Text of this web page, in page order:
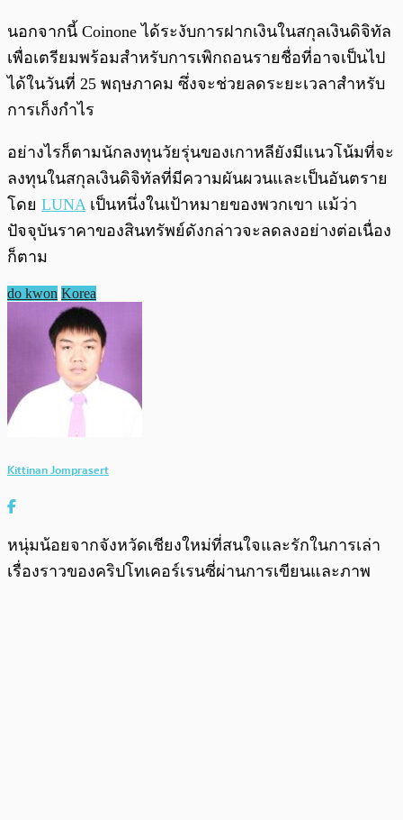
นอกจากนี้ Coinone ได้ระงับการฝากเงินในสกุลเงินดิจิทัล
เพื่อเตรียมพร้อมสำหรับการเพิกถอนรายชื่อที่อาจเป็นไป
ได้ในวันที่ 25 พฤษภาคม ซึ่งจะช่วยลดระยะเวลาสำหรับ
การเก็งกำไร
อย่างไรก็ตามนักลงทุนวัยรุ่นของเกาหลียังมีแนวโน้มที่จะ
ลงทุนในสกุลเงินดิจิทัลที่มีความผันผวนและเป็นอันตราย
โดย LUNAเป็นหนึ่งในเป้าหมายของพวกเขา แม้ว่า
ปัจจุบันราคาของสินทรัพย์ดังกล่าวจะลดลงอย่างต่อเนื่อง
ก็ตาม
do kwon Korea
Kittinan Jomprasert
หนุ่มน้อยจากจังหวัดเชียงใหม่ที่สนใจและรักในการเล่า
เรื่องราวของคริปโทเคอร์เรนซี่ผ่านการเขียนและภาพ